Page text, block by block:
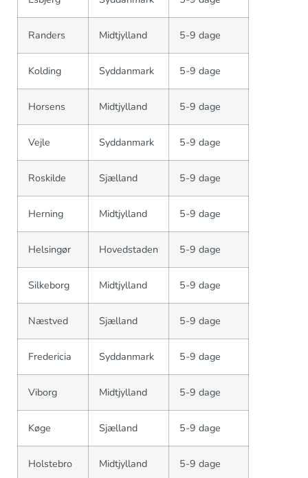
Randers Midtjylland 5-9 dage
Kolding Syddanmark 5-9 dage
Horsens Midtjylland 5-9 dage
Vejle Syddanmark 5-9 dage
Roskilde Sjælland 5-9 dage
Herning Midtjylland 5-9 dage
Helsingør Hovedstaden 5-9 dage
Silkeborg Midtjylland 5-9 dage
Næstved Sjælland 5-9 dage
Fredericia Syddanmark 5-9 dage
Viborg Midtjylland 5-9 dage
Køge Sjælland 5-9 dage
Holstebro Midtjylland 5-9 dage